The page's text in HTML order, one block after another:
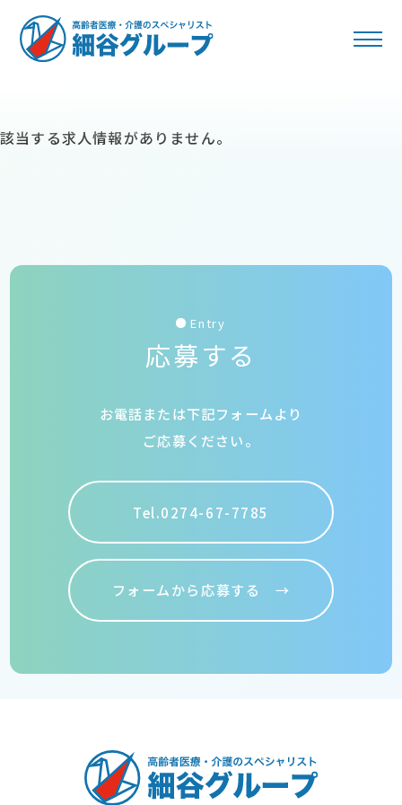
該当する求人情報がありません。
Entry
応募する
お電話または下記フォームより
ご応募ください。
Tel.0274-67-7785
フォームから応募する →